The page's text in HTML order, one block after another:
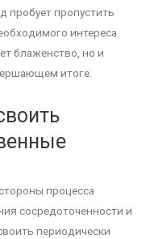
пробует пропустить
интереса
блаженство, но и
итоге.
процесса
сосредоточенности и
периодически